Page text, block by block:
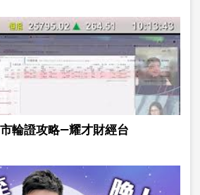
輪證攻略—耀才財經台